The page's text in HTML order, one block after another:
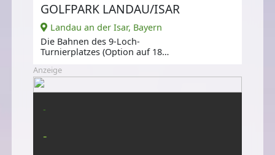
GOLFPARK LANDAU/ISAR
Landau an der Isar, Bayern
Die Bahnen des 9-Loch-
Turnierplatzes (Option auf 18
Loch-Kurzplatzes
Anzeige
-
-